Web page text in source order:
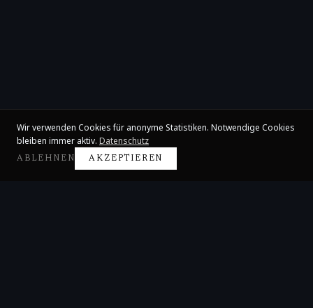
Wir verwenden Cookies für anonyme Statistiken. Notwendige Cookies
bleiben immer aktiv. Datenschutz
ABLEHNEN AKZEPTIEREN